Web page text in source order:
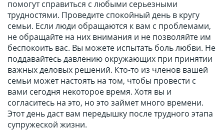
помогут справиться с любыми серьезными
трудностями. Проведите спокойный день в кругу
семьи. Если люди обращаются к вам с проблемами,
не обращайте на них внимания и не позволяйте им
беспокоить вас. Вы можете испытать боль любви. Не
поддавайтесь давлению окружающих при принятии
важных деловых решений. Кто-то из членов вашей
семьи может настоять на том, чтобы провести с
вами сегодня некоторое время. Хотя вы и
согласитесь на это, но это займет много времени.
Этот день даст вам передышку после трудного этапа
супружеской жизни.